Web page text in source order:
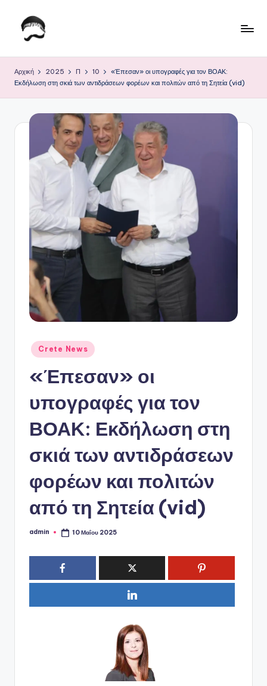
Μετάβαση
ο
Κ
P
o
Αρχική 2025 Π 10
«Έπεσαν» οι υπογραφές για τον ΒΟΑΚ:
Εκδήλωση στη σκιά των αντιδράσεων φορέων και πολιτών από τη Σητεία (vid)
Αναρτήθηκε
σε
Crete News
«Έπεσαν» οι
υπογραφές για τον
ΒΟΑΚ: Εκδήλωση στη
σκιά των αντιδράσεων
φορέων και πολιτών
από τη Σητεία (vid)
Συγγραφέας:
admin 10 Μαΐου 2025